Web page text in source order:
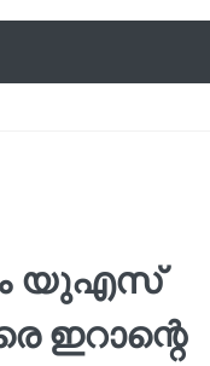
യുഎസ്
ഇറാന്റെ